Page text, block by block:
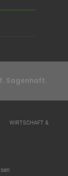
Sagenhaft.
WIRTSCHAFT &